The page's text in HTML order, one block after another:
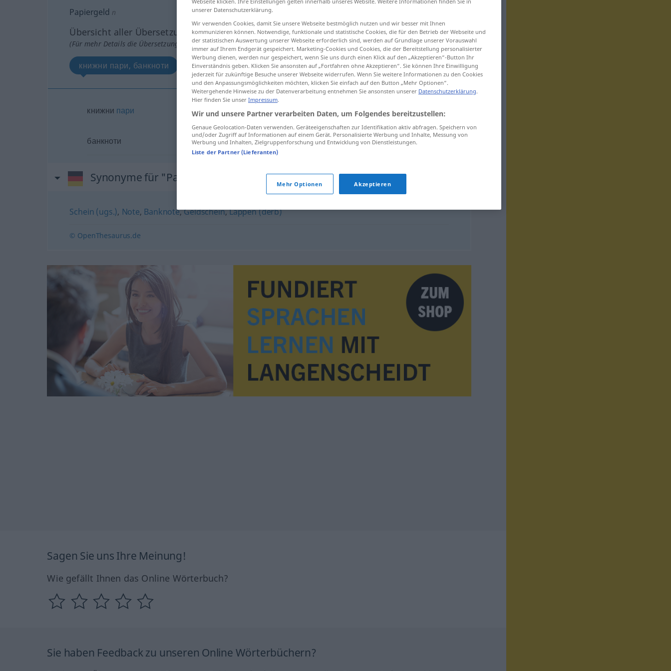
Papiergeld n
Übersicht aller Übersetzungen
(Für mehr Details die Übersetzung anklicken/antippen)
книжни пари, банкноти
книжни пари Papiergeld
банкноти Papiergeld
Synonyme für "Papiergeld"
Schein (ugs.), Note, Banknote,Geldschein,Lappen (derb)
© OpenThesaurus.de
Sagen Sie uns Ihre Meinung!
Wie gefällt Ihnen das Online Wörterbuch?
Sie haben Feedback zu unseren Online Wörterbüchern?
unserer Datenschutzerklärung.
Wir verwenden Cookies, damit Sie unsere Webseite bestmöglich nutzen und wir besser mit Ihnen
kommunizieren können. Notwendige, funktionale und statistische Cookies, die für den Betrieb der Webseite und
der statistischen Auswertung unserer Webseite erforderlich sind, werden auf Grundlage unserer Vorauswahl
immer auf Ihrem Endgerät gespeichert. Marketing-Cookies und Cookies, die der Bereitstellung personalisierter
Werbung dienen, werden nur gespeichert, wenn Sie uns durch einen Klick auf den „Akzeptieren“-Button Ihr
Einverständnis geben. Klicken Sie ansonsten auf „Fortfahren ohne Akzeptieren“. Sie können Ihre Einwilligung
jederzeit für zukünftige Besuche unserer Webseite widerrufen. Wenn Sie weitere Informationen zu den Cookies
und den Anpassungsmöglichkeiten möchten, klicken Sie einfach auf den Button „Mehr Optionen“.
Weitergehende Hinweise zu der Datenverarbeitung entnehmen Sie ansonsten unserer Datenschutzerklärung.
Hier finden Sie unser Impressum.
Wir und unsere Partner verarbeiten Daten, um Folgendes bereitzustellen:
Genaue Geolocation-Daten verwenden. Geräteeigenschaften zur Identifikation aktiv abfragen. Speichern von
und/oder Zugriff auf Informationen auf einem Gerät. Personalisierte Werbung und Inhalte, Messung von
Werbung und Inhalten, Zielgruppenforschung und Entwicklung von Dienstleistungen.
Liste der Partner (Lieferanten)
Mehr Optionen Akzeptieren